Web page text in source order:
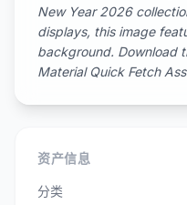
New Year 2026
displays, this image
background. Download
Material Quick Fetch
资产信息
分类